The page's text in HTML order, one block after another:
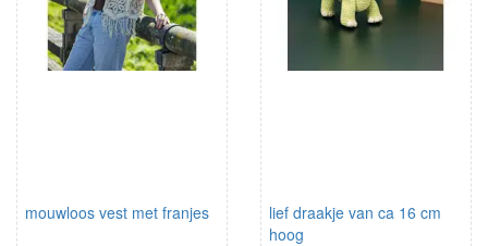
mouwloos vest met franjes
lief draakje van ca 16 cm
hoog